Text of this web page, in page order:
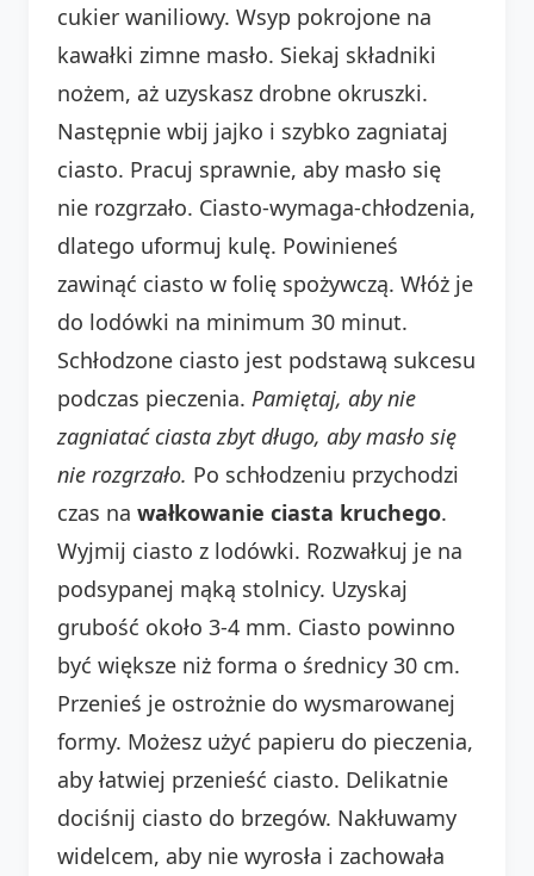
cukier waniliowy. Wsyp pokrojone na
kawałki zimne masło. Siekaj składniki
nożem, aż uzyskasz drobne okruszki.
Następnie wbij jajko i szybko zagniataj
ciasto. Pracuj sprawnie, aby masło się
nie rozgrzało. Ciasto-wymaga-chłodzenia,
dlatego uformuj kulę. Powinieneś
zawinąć ciasto w folię spożywczą. Włóż je
do lodówki na minimum 30 minut.
Schłodzone ciasto jest podstawą sukcesu
podczas pieczenia. Pamiętaj, aby nie
zagniatać ciasta zbyt długo, aby masło się
nie rozgrzało. Po schłodzeniu przychodzi
czas na wałkowanie ciasta kruchego.
Wyjmij ciasto z lodówki. Rozwałkuj je na
podsypanej mąką stolnicy. Uzyskaj
grubość około 3-4 mm. Ciasto powinno
być większe niż forma o średnicy 30 cm.
Przenieś je ostrożnie do wysmarowanej
formy. Możesz użyć papieru do pieczenia,
aby łatwiej przenieść ciasto. Delikatnie
dociśnij ciasto do brzegów. Nakłuwamy
widelcem, aby nie wyrosła i zachowała